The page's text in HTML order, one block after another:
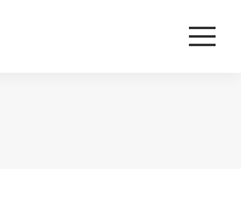
Search: